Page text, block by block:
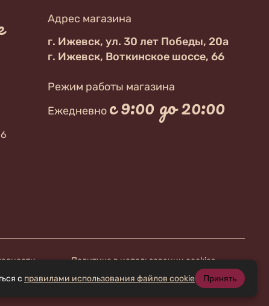
Адрес магазина
г. Ижевск, ул. 30 лет Победы, 20а
г. Ижевск, Воткинское шоссе, 66
Режим работы магазина
Ежедневно с 9:00 до 20:00
Политика в использовании cookies
с правилами использования файлов cookie Принять